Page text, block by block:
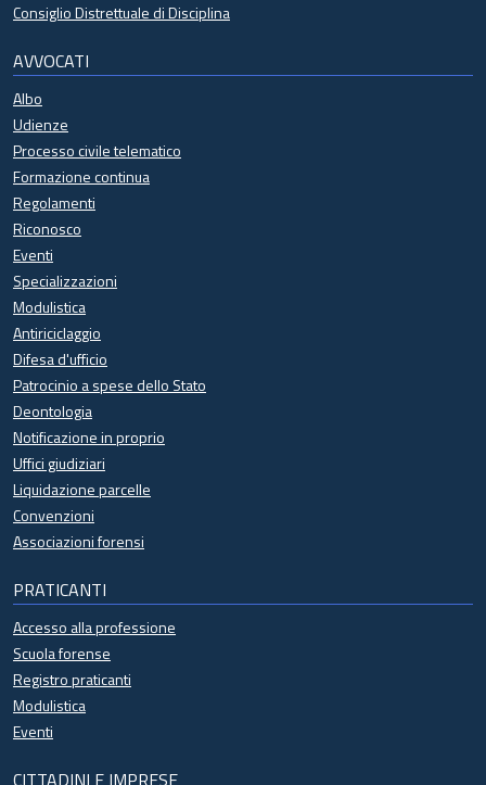
Consiglio Distrettuale di Disciplina
AVVOCATI
Albo
Udienze
Processo civile telematico
Formazione continua
Regolamenti
Riconosco
Eventi
Specializzazioni
Modulistica
Antiriciclaggio
Difesa d'ufficio
Patrocinio a spese dello Stato
Deontologia
Notificazione in proprio
Uffici giudiziari
Liquidazione parcelle
Convenzioni
Associazioni forensi
PRATICANTI
Accesso alla professione
Scuola forense
Registro praticanti
Modulistica
Eventi
CITTADINI E IMPRESE